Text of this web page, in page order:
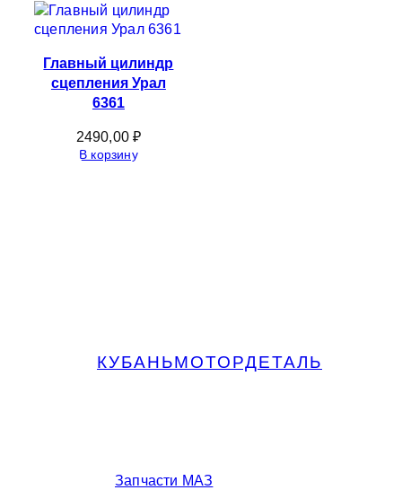
Главный цилиндр
сцепления Урал
6361
2490,00₽
В корзину
КУБАНЬМОТОРДЕТАЛЬ
Запчасти МАЗ